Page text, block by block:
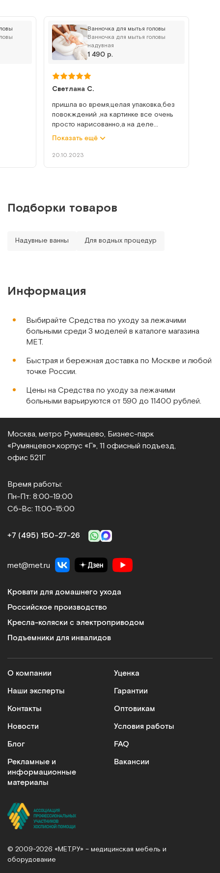
CA 204 MV (TS-01)
Надувная ванна для мытья человека на кровати
Под заказАрт.5538
Сообщить о поступлении
Сравнить
Влажные варежки для сухого мытья
Airlaid & PE foil, Дания
Рукавицы для сухого мытья с полиэтиленовым экраном,
50 шт в упаковке
Под заказАрт.10450
Сравнить
Dr.Fischer
Под заказАрт.
Сравнить
500 мл
Лосьон для мытья без воды. 500 мл, пр-во Дания
Ванночка для мытья головы
Ванночка для мытья головы
надувная
1 490 р.
Светлана С.
пришла во время,целая упаковка,без
повокждений ,на картинке все очень
просто нарисованно,а на деле
немножко не удобно показалось ,но
надо просто привыкнуть ,а так все
хорошо ,удобно
Показать ещё
20.10.2023
Подборки товаров
Надувные ванны Для водных процедур
Информация
Выбирайте Средства по уходу за лежачими
больными среди 3 моделей в каталоге магазина
МЕТ.
Быстрая и бережная доставка по Москве и любой
точке России.
Цены на Средства по уходу за лежачими
больными варьируются от 590 до 11400 рублей.
Москва, метро Румянцево, Бизнес‑парк
«Румянцево», корпус «Г», 11 офисный подъезд,
офис 521Г
Время работы:
Пн-Пт: 8:00-19:00
Сб-Вс: 11:00-15:00
+7 (495) 150‑27‑26
met@met.ru
Кровати для домашнего ухода
Российское производство
Кресла-коляски с электроприводом
Подъемники для инвалидов
О компании
Наши эксперты
Контакты
Новости
Блог
Рекламные и
информационные
материалы
Уценка
Гарантии
Оптовикам
Условия работы
FAQ
Вакансии
© 2009-2026 «МЕТ.РУ» – медицинская мебель и
оборудование